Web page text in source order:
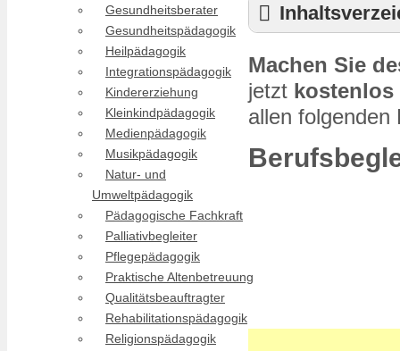
Duales Studium
Sozialpädagogik
Machen Sie
jetzt kostenlos
allen folgenden
Gesundheitsberater
Gesundheitspädagogik
Heilpädagogik
Integrationspädagogik
Kindererziehung
Kleinkindpädagogik
Medienpädagogik
Musikpädagogik
Natur- und
Umweltpädagogik
Pädagogische Fachkraft
Palliativbegleiter
Pflegepädagogik
Praktische Altenbetreuung
Qualitätsbeauftragter
Rehabilitationspädagogik
Religionspädagogik